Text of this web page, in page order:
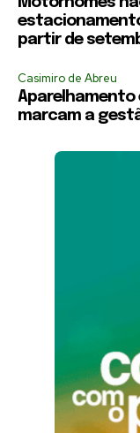
partir de
Casimiro de Abreu
Aparelhamento
marcam a